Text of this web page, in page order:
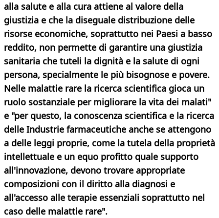
alla salute e alla cura attiene al valore della
giustizia e che la diseguale distribuzione delle
risorse economiche, soprattutto nei Paesi a basso
reddito, non permette di garantire una giustizia
sanitaria che tuteli la dignità e la salute di ogni
persona, specialmente le più bisognose e povere.
Nelle malattie rare la ricerca scientifica gioca un
ruolo sostanziale per migliorare la vita dei malati"
e "per questo, la conoscenza scientifica e la ricerca
delle Industrie farmaceutiche anche se attengono
a delle leggi proprie, come la tutela della proprietà
intellettuale e un equo profitto quale supporto
all'innovazione, devono trovare appropriate
composizioni con il diritto alla diagnosi e
all'accesso alle terapie essenziali soprattutto nel
caso delle malattie rare".